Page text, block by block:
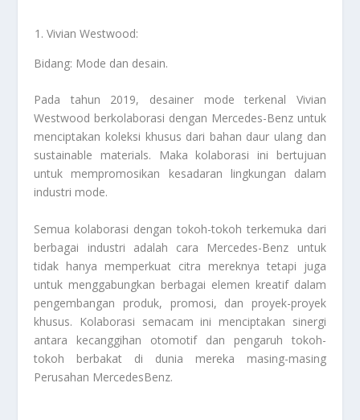
Vivian Westwood:
Bidang: Mode dan desain.
Pada tahun 2019, desainer mode terkenal Vivian
Westwood berkolaborasi dengan Mercedes-Benz untuk
menciptakan koleksi khusus dari bahan daur ulang dan
sustainable materials. Maka kolaborasi ini bertujuan
untuk mempromosikan kesadaran lingkungan dalam
industri mode.
Semua kolaborasi dengan tokoh-tokoh terkemuka dari
berbagai industri adalah cara Mercedes-Benz untuk
tidak hanya memperkuat citra mereknya tetapi juga
untuk menggabungkan berbagai elemen kreatif dalam
pengembangan produk, promosi, dan proyek-proyek
khusus. Kolaborasi semacam ini menciptakan sinergi
antara kecanggihan otomotif dan pengaruh tokoh-
tokoh berbakat di dunia mereka masing-masing
Perusahan MercedesBenz.